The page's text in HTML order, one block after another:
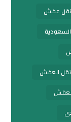
نقل عفش
السعودية
العفش